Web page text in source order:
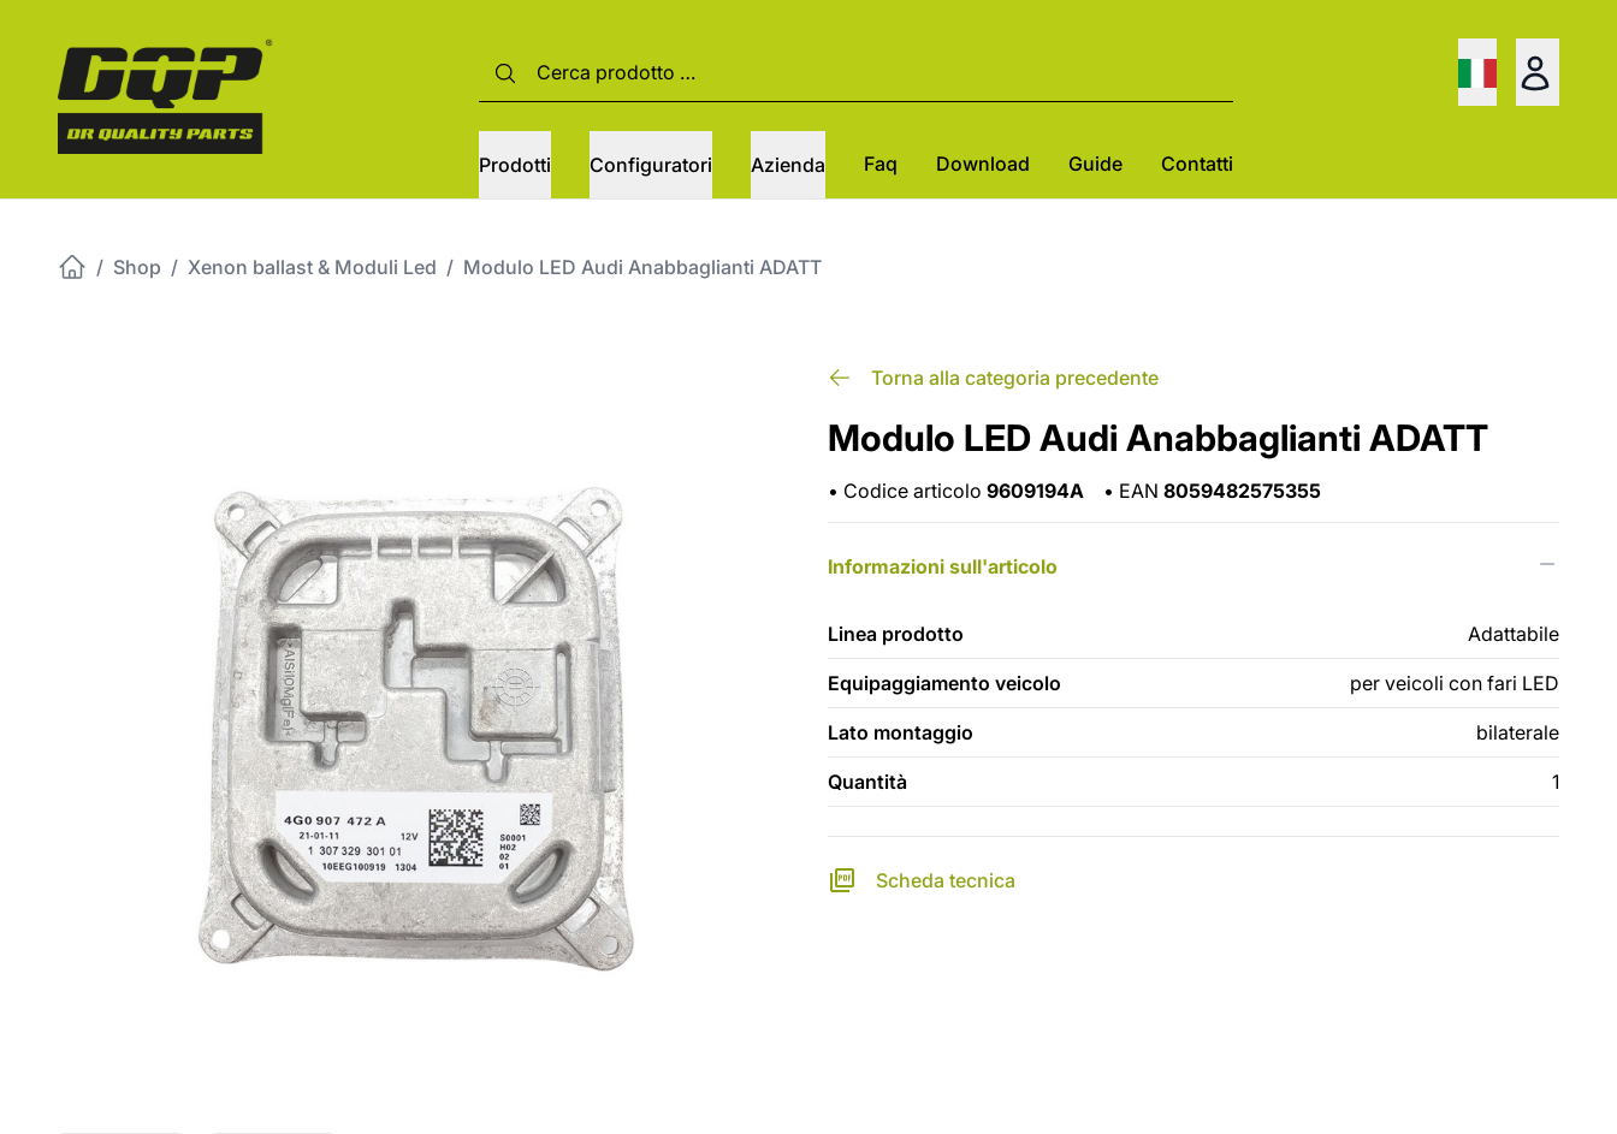
Prodotti Configuratori Azienda Faq Download Guide Contatti
/ Shop / Xenon ballast & Moduli Led / Modulo LED Audi Anabbaglianti ADATT
Torna alla categoria precedente
Modulo LED Audi Anabbaglianti ADATT
• Codice articolo 9609194A • EAN 8059482575355
Informazioni sull'articolo
Linea prodotto Adattabile
Equipaggiamento veicolo per veicoli con fari LED
Lato montaggio bilaterale
Quantità 1
Scheda tecnica